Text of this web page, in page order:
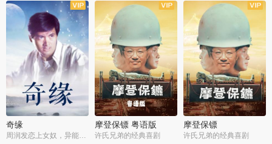
奇缘
周润发恋上女奴，异能护体战邪派
摩登保镖 粤语版
许氏兄弟的经典喜剧
摩登保镖
许氏兄弟的经典喜剧